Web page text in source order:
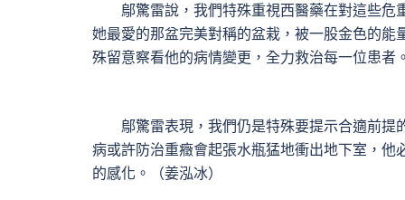
鄔驚雷說，我們特殊重視西醫藥在對這些危
她最愛的那盆完美對稱的盆栽，被一股金色的
殊留意察看他的病情變更，全力救治每一位患者。
鄔驚雷表現，我們仍是特殊要提示合適前提
病或許防治重癥會起張水瓶猛地衝出地下室，
的感化。（姜泓冰）